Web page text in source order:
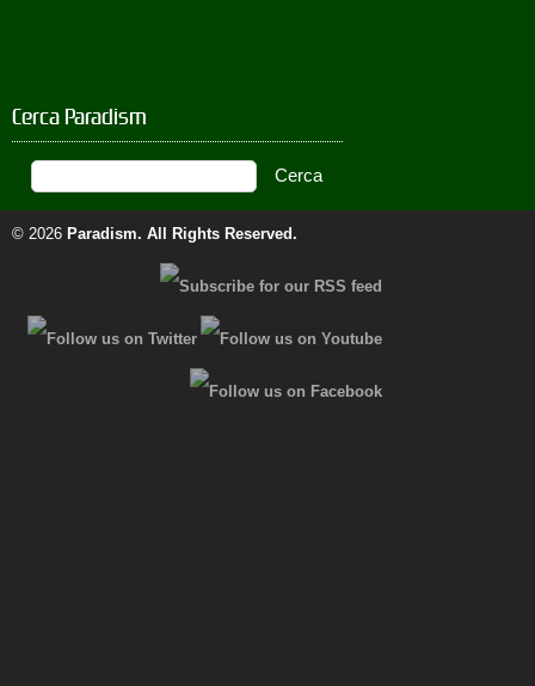
Cerca Paradism
© 2026 Paradism. All Rights Reserved.